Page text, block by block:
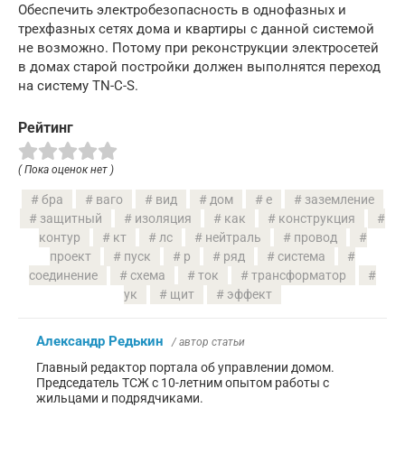
Обеспечить электробезопасность в однофазных и
трехфазных сетях дома и квартиры с данной системой
не возможно. Потому при реконструкции электросетей
в домах старой постройки должен выполнятся переход
на систему TN-C-S.
Рейтинг
( Пока оценок нет )
бра ваго вид дом е
заземление
защитный
изоляция как
конструкция
контур
кт лс нейтраль
провод
проект
пуск р ряд
система
соединение
схема ток
трансформатор
ук
щит эффект
Александр Редькин / автор статьи
Главный редактор портала об управлении домом.
Председатель ТСЖ с 10-летним опытом работы с
жильцами и подрядчиками.